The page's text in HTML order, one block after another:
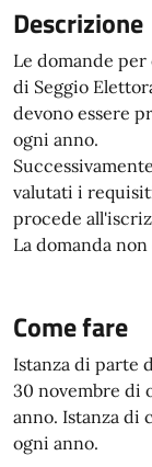
Descrizione
Le domande
di Seggio
devono essere
ogni anno.
valutati i
procede
La domanda
Come fare
Istanza di parte
30 novembre di
anno. Istanza di
ogni anno.